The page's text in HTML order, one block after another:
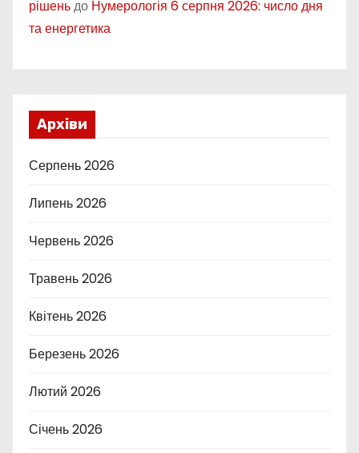
рішеньдо Нумерологія 6 серпня 2026: число дня
та енергетика
Архіви
Серпень 2026
Липень 2026
Червень 2026
Травень 2026
Квітень 2026
Березень 2026
Лютий 2026
Січень 2026